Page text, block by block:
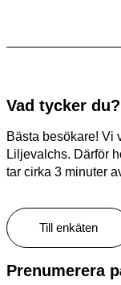
Vad tycker du?
Bästa besökare! Vi
Liljevalchs. Därför
tar cirka 3 minuter
Till enkäten
Prenumerera